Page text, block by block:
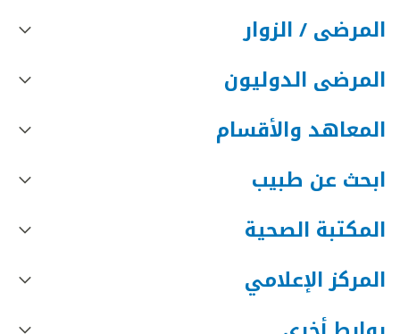
المرضى / الزوار
المرضى الدوليون
المعاهد والأقسام
ابحث عن طبيب
المكتبة الصحية
المركز الإعلامي